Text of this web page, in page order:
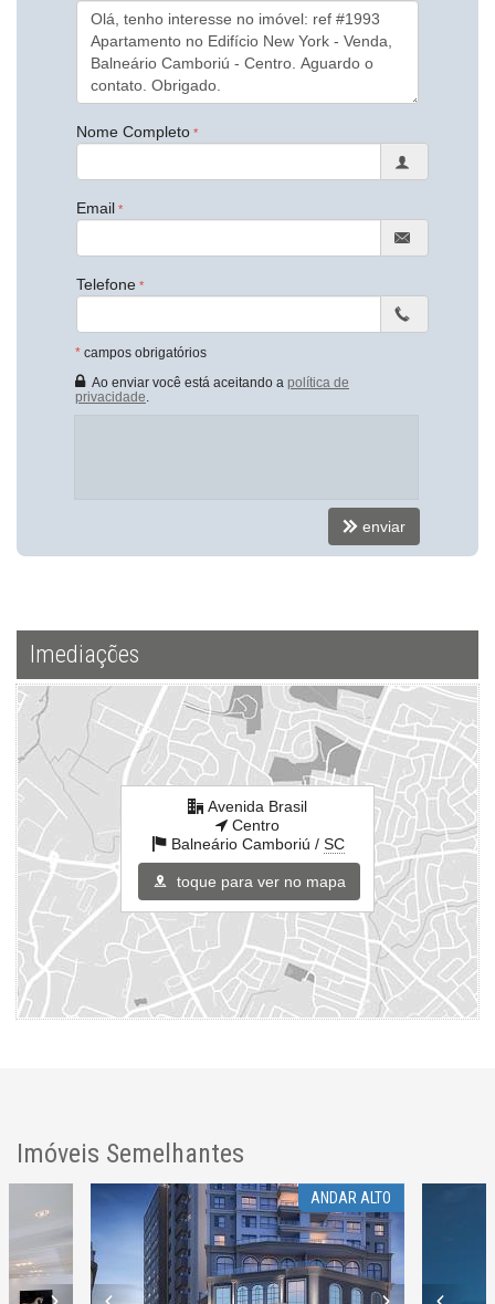
Hidromassagem
Características do Empreendimento
Sala de Jogos
Salão de Festas
Espaço Fitness
Playground
Gás Central
Elevador
Endereço:
Avenida Brasil
Centro
Nome Completo
Email
Telefone
* campos obrigatórios
Ao enviar você está aceitando a política de
privacidade
enviar
Imediações
Avenida Brasil
Centro
Balneário Camboriú / SC
toque para ver no mapa
Imóveis Semelhantes
ANDAR ALTO